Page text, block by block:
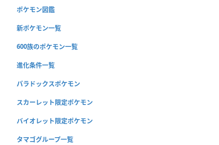
ポケモン図鑑
新ポケモン一覧
600族のポケモン一覧
進化条件一覧
パラドックスポケモン
スカーレット限定ポケモン
バイオレット限定ポケモン
タマゴグループ一覧